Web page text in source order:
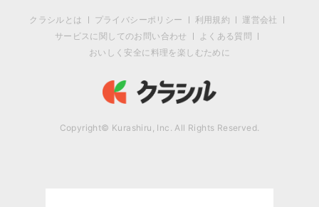
クラシルとは プライバシーポリシー 利用規約
運営会社
サービスに関してのお問い合わせ
よくある質問
おいしく安全に料理を楽しむために
Copyright© Kurashiru, Inc. All Rights Reserved.